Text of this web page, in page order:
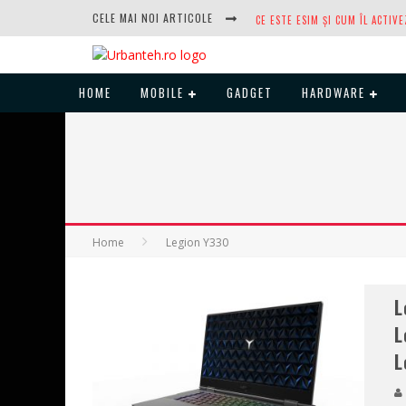
CELE MAI NOI ARTICOLE
HOME MOBILE GADGET HARDWARE
Home Legion Y330